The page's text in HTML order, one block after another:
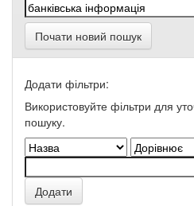
Почати новий пошук
Додати фільтри:
Використовуйте фільтри для
пошуку.